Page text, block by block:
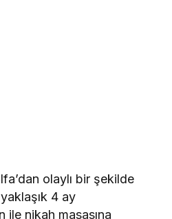
olaylı bir şekilde
4 ay
ile nikah masasına